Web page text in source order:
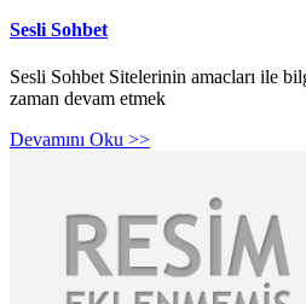
Sesli Sohbet
Sesli Sohbet Sitelerinin amacları ile
zaman devam etmek
Devamını Oku >>